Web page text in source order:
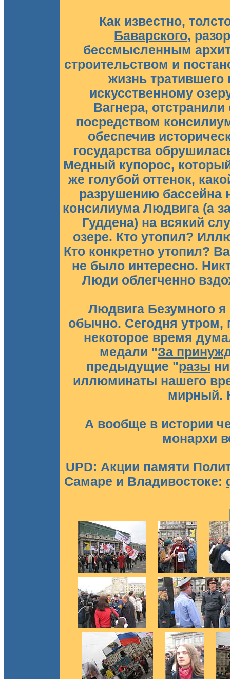
Как известно,
Баварского,
бессмысленным
строительством и
жизнь
искусственному
Вагнера,
посредством
обеспечив
государства
Медный купорос,
же голубой оттенок,
разрушению бассейна
консилиума Людвига (а
Гуддена) на всякий
озере. Кто утопил?
Кто конкретно утопил?
не было интересно.
Люди облегченно
Людвига Безумного
обычно. Сегодня утром,
некоторое время
медали "За
предыдущие "разы
иллюминаты нашего
мирный.
А вообще в истории
монархи
UPD: Акции памяти
Самаре и Владивостоке: